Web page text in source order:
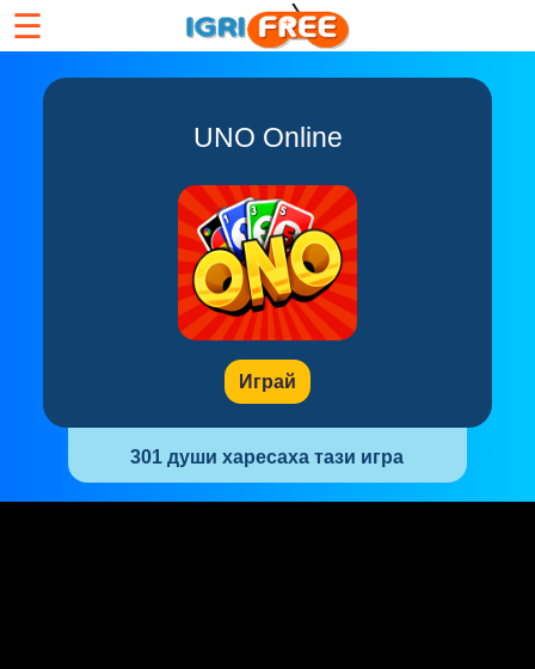
☰
UNO Online
Играй
301 души харесаха тази игра